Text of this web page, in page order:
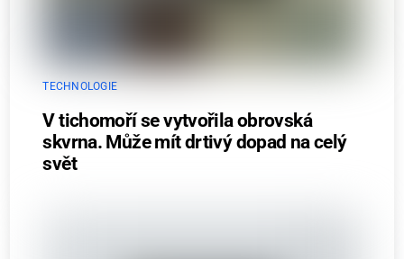
TECHNOLOGIE
V tichomoří se vytvořila obrovská
skvrna. Může mít drtivý dopad na celý
svět